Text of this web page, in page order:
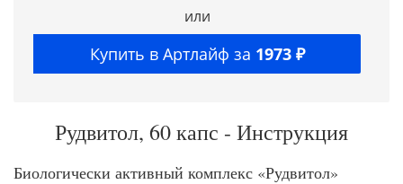
или
Купить в Артлайф за 1973 ₽
Рудвитол, 60 капс - Инструкция
Биологически активный комплекс «Рудвитол»